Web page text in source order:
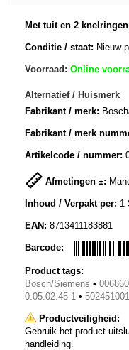
Met tuit en 2 knelringen
Conditie / staat: Nieuw
Voorraad: Online
Alternatief / Huismerk
Fabrikant / merk:
Fabrikant / merk
Artikelcode / nummer:
Afmetingen ±:
Inhoud / Verpakt per: 1
EAN: 8713411183881
Barcode:
Product tags:
Bosch/Siemens •
0.05.02.45-1 • 502451001
Productveiligheid:
Gebruik het product
handleiding.